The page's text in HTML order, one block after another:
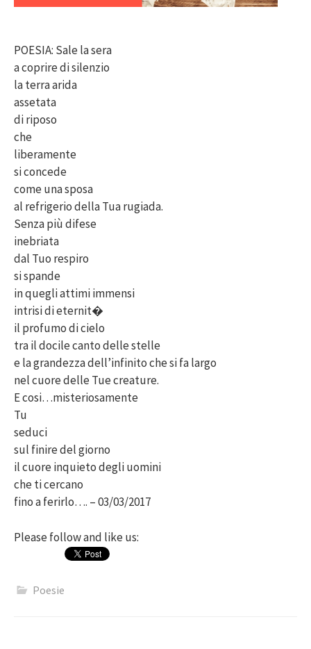
POESIA: Sale la sera
a coprire di silenzio
la terra arida
assetata
di riposo
che
liberamente
si concede
come una sposa
al refrigerio della Tua rugiada.
Senza più difese
inebriata
dal Tuo respiro
si spande
in quegli attimi immensi
intrisi di eternit�
il profumo di cielo
tra il docile canto delle stelle
e la grandezza dell’infinito che si fa largo
nel cuore delle Tue creature.
E cosi…misteriosamente
Tu
seduci
sul finire del giorno
il cuore inquieto degli uomini
che ti cercano
fino a ferirlo…. – 03/03/2017
Please follow and like us:
Poesie